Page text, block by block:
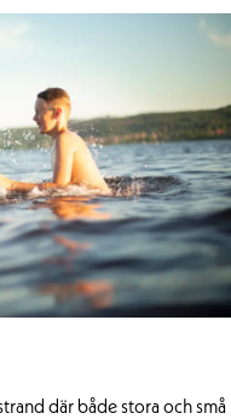
där både stora och små